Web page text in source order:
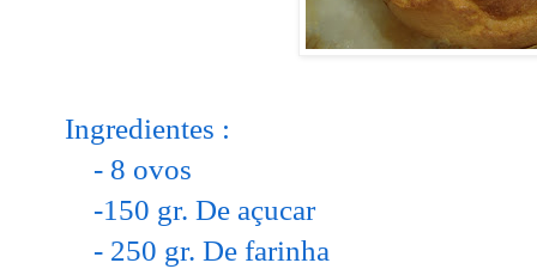
Ingredientes :
- 8 ovos
-150 gr. De açucar
- 250 gr. De farinha